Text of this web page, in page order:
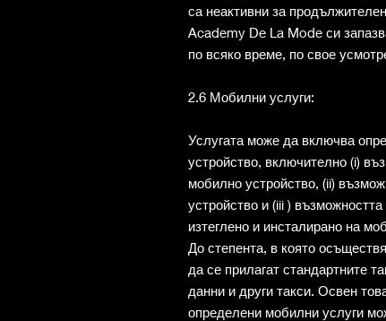
са неактивни за
Academy De La Mode си
по всяко време, по свое
2.6 Мобилни услуги:
Услугата може да включва
устройство, включително (i)
мобилно устройство, (ii)
устройство и (iii )
изтеглено и инсталирано на
До степента, в която
да се прилагат стандартните
данни и други такси. Освен
определени мобилни услуги